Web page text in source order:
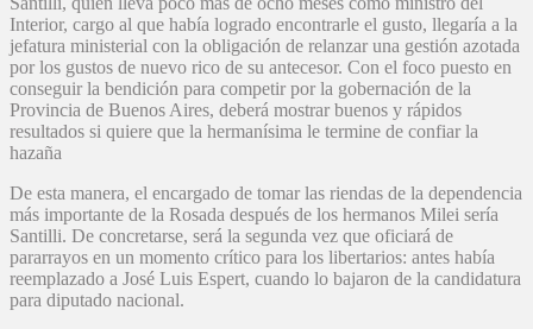
Interior, cargo al que había logrado encontrarle el gusto, llegaría a la
jefatura ministerial con la obligación de relanzar una gestión azotada
por los gustos de nuevo rico de su antecesor. Con el foco puesto en
conseguir la bendición para competir por la gobernación de la
Provincia de Buenos Aires, deberá mostrar buenos y rápidos
resultados si quiere que la hermanísima le termine de confiar la
hazaña
De esta manera, el encargado de tomar las riendas de la dependencia
más importante de la Rosada después de los hermanos Milei sería
Santilli. De concretarse, será la segunda vez que oficiará de
pararrayos en un momento crítico para los libertarios: antes había
reemplazado a José Luis Espert, cuando lo bajaron de la candidatura
para diputado nacional.